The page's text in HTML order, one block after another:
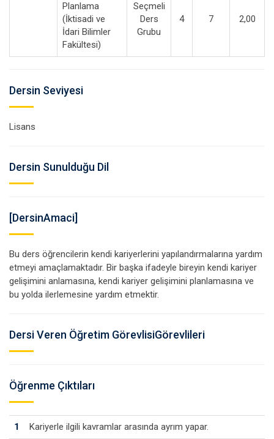
Planlama
(İktisadi ve
İdari Bilimler
Fakültesi)
Seçmeli
Ders
Grubu
4 7 2,00
Dersin Seviyesi
Lisans
Dersin Sunulduğu Dil
[DersinAmaci]
Bu ders öğrencilerin kendi kariyerlerini yapılandırmalarına yardım
etmeyi amaçlamaktadır. Bir başka ifadeyle bireyin kendi kariyer
gelişimini anlamasına, kendi kariyer gelişimini planlamasına ve
bu yolda ilerlemesine yardım etmektir.
Dersi Veren Öğretim GörevlisiGörevlileri
Öğrenme Çıktıları
1 Kariyerle ilgili kavramlar arasında ayrım yapar.